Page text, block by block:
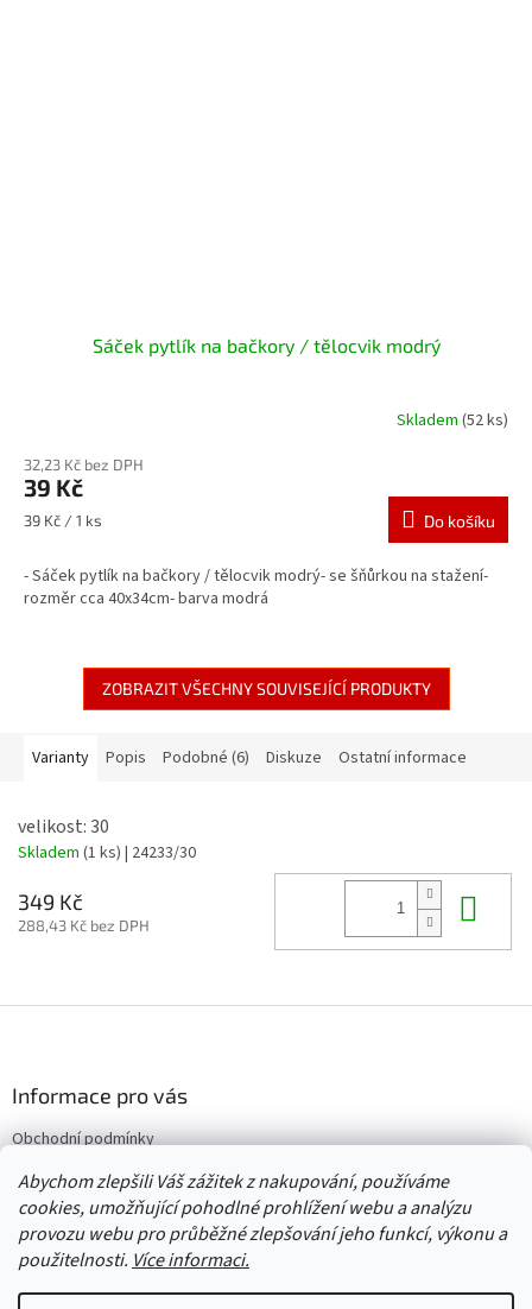
Abychom zlepšili Váš zážitek z nakupování, používáme
cookies, umožňující pohodlné prohlížení webu a analýzu
provozu webu pro průběžné zlepšování jeho funkcí, výkonu a
použitelnosti. Více informaci.
Sáček pytlík na bačkory / tělocvik modrý
Skladem (52 ks)
32,23 Kč bez DPH
39 Kč
Měrná
39 Kč / 1 ks Do košíku
- Sáček pytlík na bačkory / tělocvik modrý- se šňůrkou na stažení-
rozměr cca 40x34cm- barva modrá
ZOBRAZIT VŠECHNY SOUVISEJÍCÍ PRODUKTY
Varianty Popis Podobné (6) Diskuze Ostatní informace
velikost: 30
Skladem (1 ks) | 24233/30
349 Kč
288,43 Kč bez DPH
í
Informace pro vás
Obchodní podmínky
Vrácení/výměna/reklamace
Velkoobchod